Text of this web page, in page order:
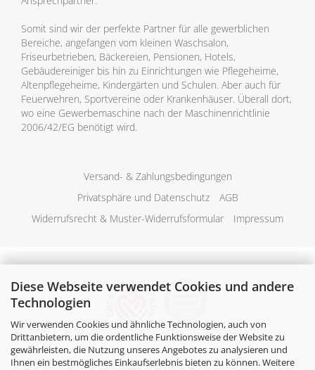
Diese Webseite verwendet Cookies und andere
Technologien
Wir verwenden Cookies und ähnliche Technologien, auch von
Drittanbietern, um die ordentliche Funktionsweise der Website zu
gewährleisten, die Nutzung unseres Angebotes zu analysieren und
Ihnen ein bestmögliches Einkaufserlebnis bieten zu können. Weitere
Somit sind wir der perfekte Partner für alle gewerblichen
Bereiche, angefangen vom kleinen Waschsalon,
Friseurbetrieben, Bäckereien, Pensionen, Hotels,
Gebäudereiniger bis hin zu Einrichtungen wie Pflegeheime,
Altenpflegeheime, Kindergärten und Schulen. Aber auch für
Feuerwehren, Sportvereine oder Krankenhäuser. Überall dort,
wo eine Gewerbemaschine nach der Maschinenrichtlinie
2006/42/EG benötigt wird.
Versand- & Zahlungsbedingungen
Privatsphäre und Datenschutz
AGB
Widerrufsrecht & Muster-Widerrufsformular
Impressum
Alle Preise verstehen sich inklusive der gesetzlichen